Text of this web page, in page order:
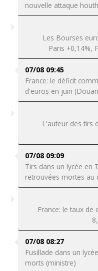
nouvelle attaque
Les Bourses
Paris +0,14%,
07/08 09:45
France: le déficit
d'euros en juin
L'auteur des tirs
07/08 09:09
Tirs dans un lycée en
retrouvées mortes au
France: le taux
07/08 08:27
Fusillade dans un
morts (ministre)